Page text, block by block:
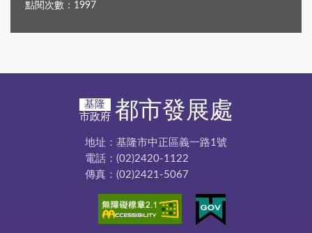
點閱次數：1997
基隆
市政府 都市發展處
地址：基隆市中正區義一路1號
電話：(02)2420-1122
傳真：(02)2421-5067